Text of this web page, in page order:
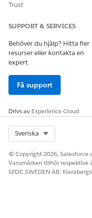
Trust
SUPPORT & SERVICES
Behöver du hjälp? Hitta fler
resurser eller kontakta en
expert.
Få support
Drivs av Experience Cloud
Svenska
© Copyright 2026,
Varumärken tillhör respektive
SFDC SWEDEN AB,